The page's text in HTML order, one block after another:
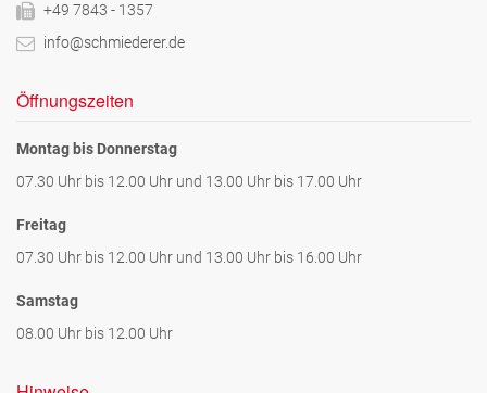
+49 7843 - 1357
info@schmiederer.de
Öffnungszeiten
Montag bis Donnerstag
07.30 Uhr bis 12.00 Uhr und 13.00 Uhr bis 17.00 Uhr
Freitag
07.30 Uhr bis 12.00 Uhr und 13.00 Uhr bis 16.00 Uhr
Samstag
08.00 Uhr bis 12.00 Uhr